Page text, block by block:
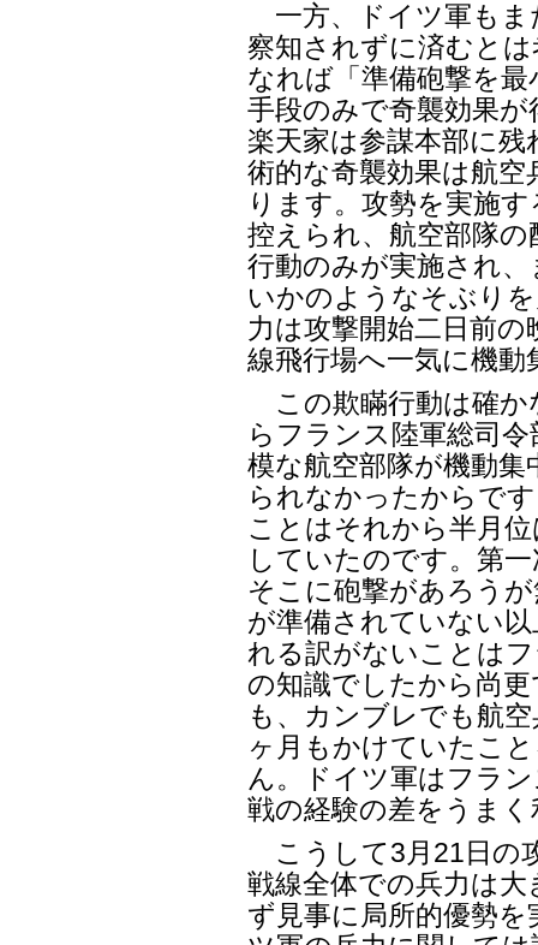
一方、ドイツ軍もま
察知されずに済むと
なれば「準備砲撃を
手段のみで奇襲効果
楽天家は参謀本部に
術的な奇襲効果は航
ります。攻勢を実施
控えられ、航空部隊
行動のみが実施され
いかのようなそぶり
力は攻撃開始二日前
線飛行場へ一気に機
この欺瞞行動は確か
らフランス陸軍総司
模な航空部隊が機動
られなかったからで
ことはそれから半月
していたのです。第
そこに砲撃があろう
が準備されていない
れる訳がないことは
の知識でしたから尚
も、カンブレでも航
ヶ月もかけていたこ
ん。ドイツ軍はフラ
戦の経験の差をうま
こうして3月21日の
戦線全体での兵力は
ず見事に局所的優勢